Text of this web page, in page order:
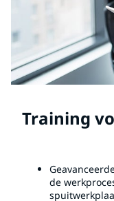
Training
de